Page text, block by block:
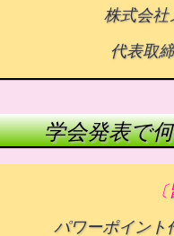
株式会社
代表取
学会発表で
パワーポイント